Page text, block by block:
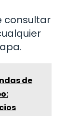
consultar
de